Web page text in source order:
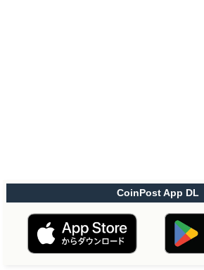
CoinPost App DL